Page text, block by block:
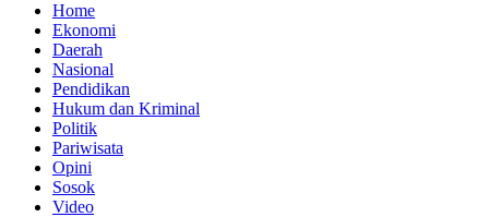
Home
Ekonomi
Daerah
Nasional
Pendidikan
Hukum dan Kriminal
Politik
Pariwisata
Opini
Sosok
Video